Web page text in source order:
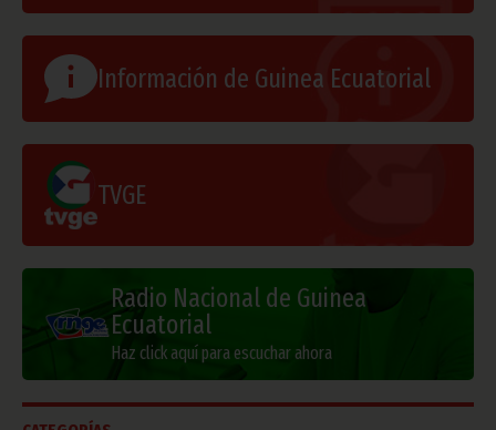
Información de Guinea Ecuatorial
TVGE
Radio Nacional de Guinea
Ecuatorial
Haz click aquí para escuchar ahora